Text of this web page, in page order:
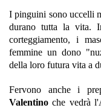
I pinguini sono uccelli
durano tutta la vita.
corteggiamento, i
femmine un dono
della loro futura vita a
Fervono anche i
Valentino che vedrà